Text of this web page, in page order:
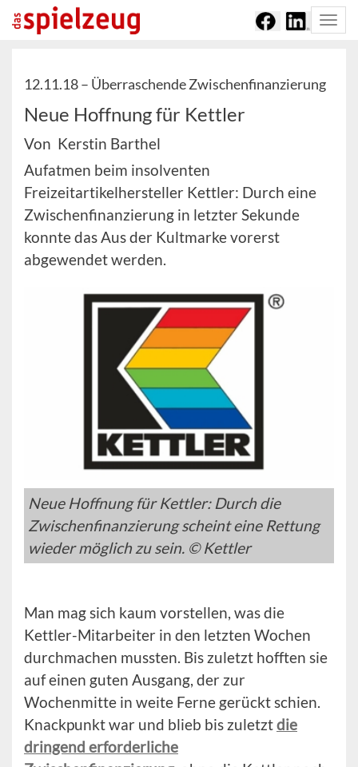
12.11.18 – Überraschende Zwischenfinanzierung
Neue Hoffnung für Kettler
Von Kerstin Barthel
Aufatmen beim insolventen
Freizeitartikelhersteller Kettler: Durch eine
Zwischenfinanzierung in letzter Sekunde
konnte das Aus der Kultmarke vorerst
abgewendet werden.
Neue Hoffnung für Kettler: Durch die
Zwischenfinanzierung scheint eine Rettung
wieder möglich zu sein. © Kettler
Man mag sich kaum vorstellen, was die
Kettler-Mitarbeiter in den letzten Wochen
durchmachen mussten. Bis zuletzt hofften sie
auf einen guten Ausgang, der zur
Wochenmitte in weite Ferne gerückt schien.
Knackpunkt war und blieb bis zuletztdie
dringend erforderliche